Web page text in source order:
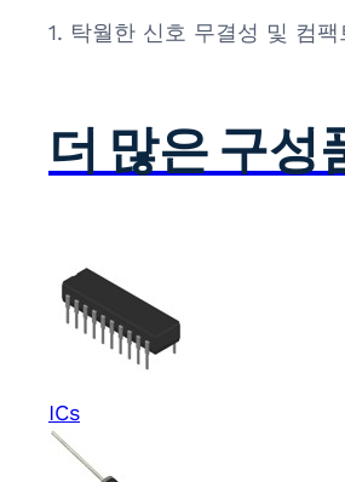
1. 탁월한 신호 무결성 및 컴
더 많은 구
ICs